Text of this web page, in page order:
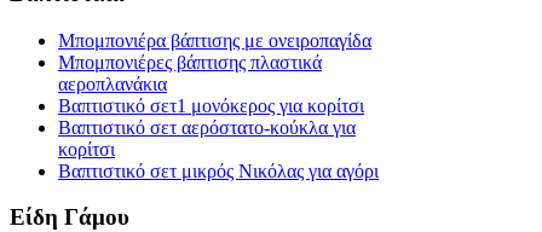
Μπομπονιέρα βάπτισης με ονειροπαγίδα
Μπομπονιέρες βάπτισης πλαστικά
αεροπλανάκια
Βαπτιστικό σετ1 μονόκερος για κορίτσι
Βαπτιστικό σετ αερόστατο-κούκλα για
κορίτσι
Βαπτιστικό σετ μικρός Νικόλας για αγόρι
Είδη Γάμου